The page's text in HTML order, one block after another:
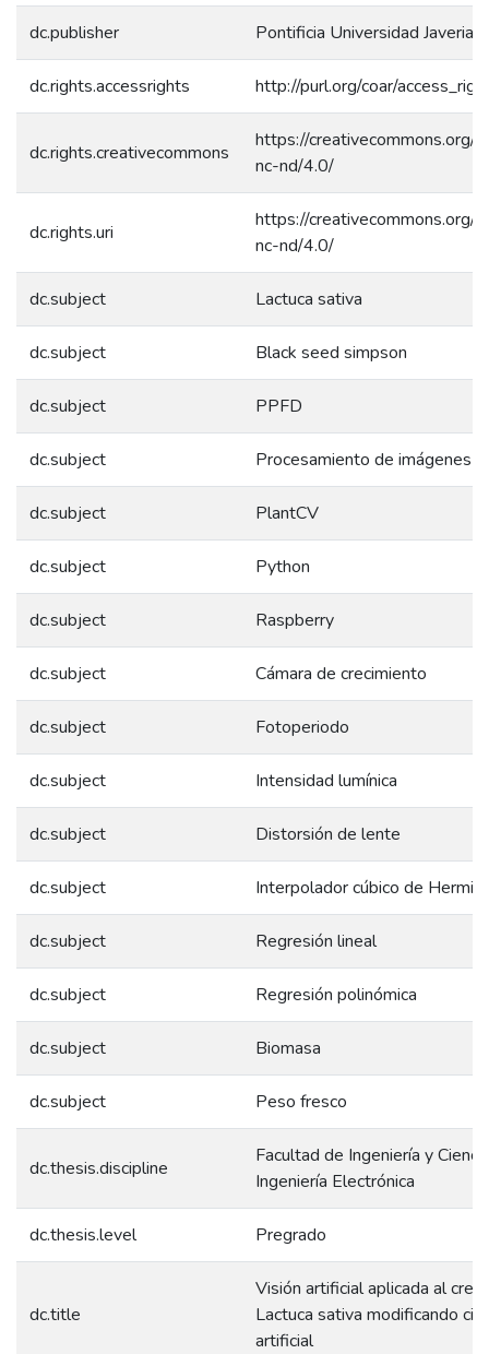
dc.publisher Pontificia Universidad
dc.rights.accessrights http://purl.org/coar/
dc.rights.creativecommons
https://creativecommons.org/
nc-nd/4.0/
dc.rights.uri
https://creativecommons.org/
nc-nd/4.0/
dc.subject Lactuca sativa
dc.subject Black seed simpson
dc.subject PPFD
dc.subject Procesamiento de imágenes
dc.subject PlantCV
dc.subject Python
dc.subject Raspberry
dc.subject Cámara de crecimiento
dc.subject Fotoperiodo
dc.subject Intensidad lumínica
dc.subject Distorsión de lente
dc.subject Interpolador cúbico de Hermite
dc.subject Regresión lineal
dc.subject Regresión polinómica
dc.subject Biomasa
dc.subject Peso fresco
dc.thesis.discipline
Facultad de Ingeniería y
Ingeniería Electrónica
dc.thesis.level Pregrado
dc.title
Visión artificial aplicada al
Lactuca sativa modificando
artificial